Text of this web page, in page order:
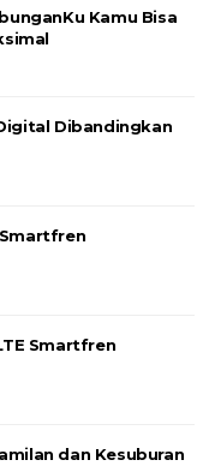
Kamu Bisa
Dibandingkan
Smartfren
dan Kesuburan